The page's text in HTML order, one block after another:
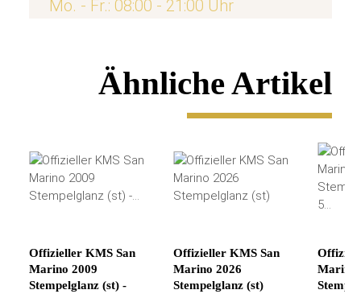
Mo. - Fr.: 08:00 - 21:00 Uhr
Ähnliche Artikel
Offizieller KMS San
Marino 2009
Stempelglanz (st) -
Offizieller KMS San
Marino 2026
Stempelglanz (st)
Marino